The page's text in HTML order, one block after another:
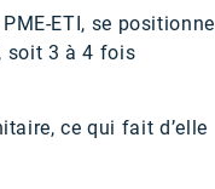
ETI, se positionne
soit 3 à 4 fois
ce qui fait d’elle